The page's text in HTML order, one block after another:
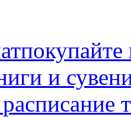
покупайте
и
расписание